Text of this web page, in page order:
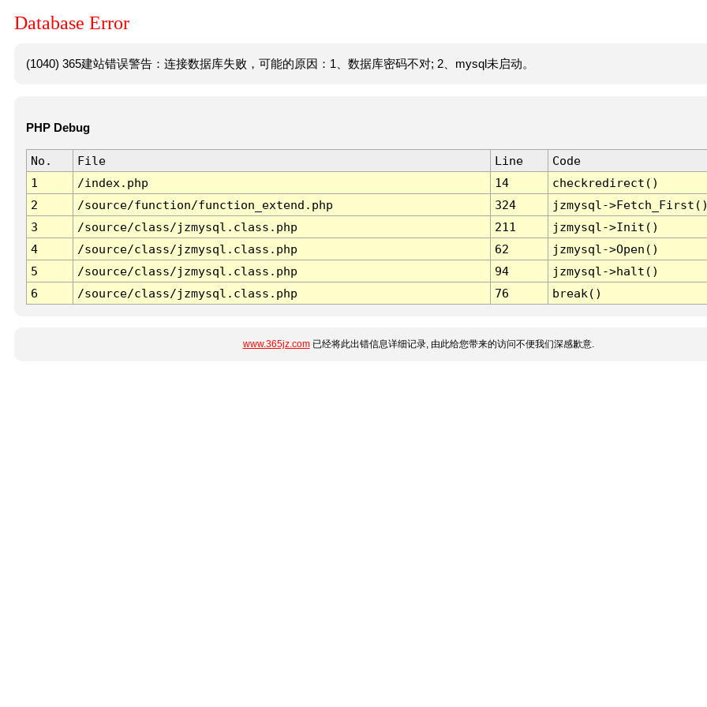
Database Error
(1040) 365建站错误警告：连接数据库失败，可能的原因：1、数据库密码不对; 2、mysql未启动。
PHP Debug
No. File Line
Code
1
/index.php 14
checkredirect()
2
/source/function/function_extend.php 324
jzmysql-
3
/source/class/jzmysql.class.php 211
jzmysql->Init()
4
/source/class/jzmysql.class.php 62
jzmysql->Open()
5
/source/class/jzmysql.class.php 94
jzmysql->halt()
6
/source/class/jzmysql.class.php 76 break()
www.365jz.com已经将此出错信息详细记录, 由此给您带来的访问不便我们深感歉意.